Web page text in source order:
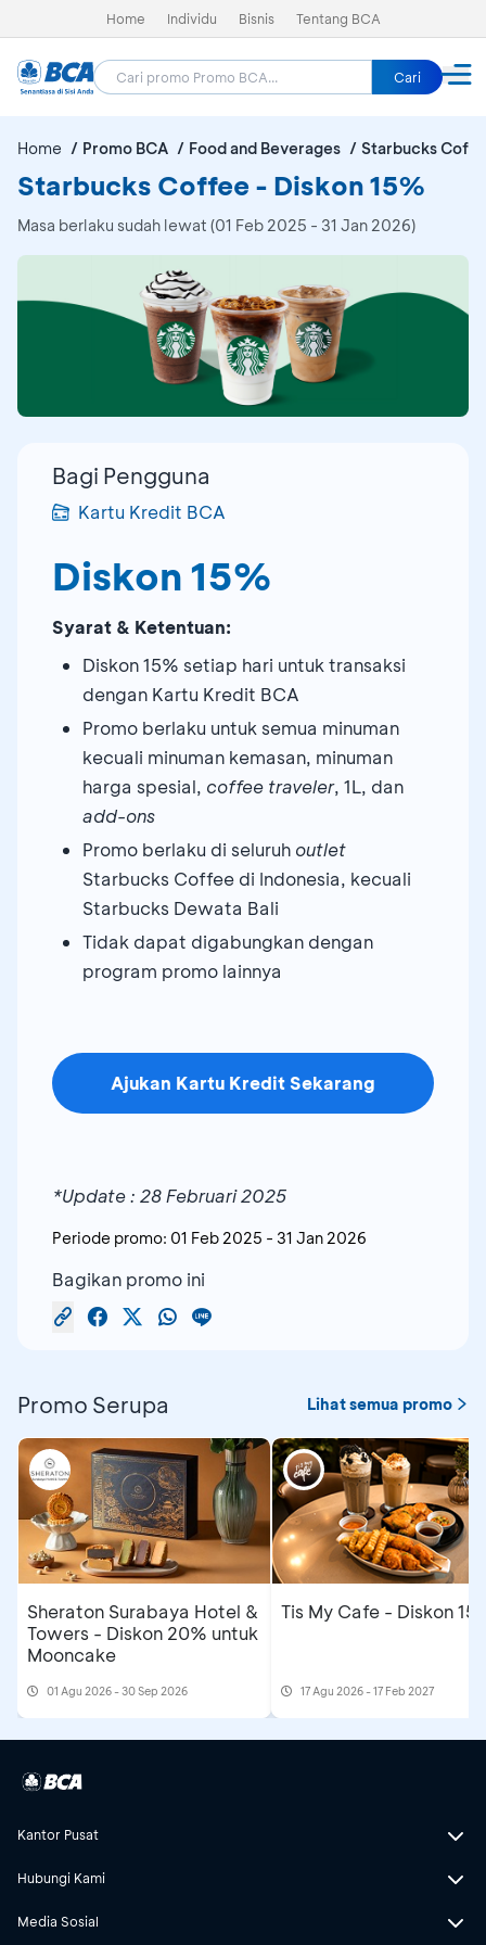
Home Individu Bisnis Tentang BCA
Cari
Home Promo BCA Food and Beverages Starbucks
Starbucks Coffee - Diskon 15%
Masa berlaku sudah lewat (01 Feb 2025 - 31 Jan 2026)
Bagi Pengguna
Kartu Kredit BCA
Diskon 15%
Syarat & Ketentuan:
Diskon 15% setiap hari untuk transaksi
dengan Kartu Kredit BCA
Promo berlaku untuk semua minuman
kecuali minuman kemasan, minuman
harga spesial, coffee traveler, 1L, dan
add-ons
Promo berlaku di seluruh outlet
Starbucks Coffee di Indonesia, kecuali
Starbucks Dewata Bali
Tidak dapat digabungkan dengan
program promo lainnya
Ajukan Kartu Kredit Sekarang
*Update : 28 Februari 2025
Periode promo: 01 Feb 2025 - 31 Jan 2026
Bagikan promo ini
Promo Serupa Lihat semua promo
Sheraton Surabaya Hotel &
Towers - Diskon 20% untuk
Mooncake
01 Agu 2026 - 30 Sep 2026
Tis My Cafe - Diskon
17 Agu 2026 - 17 Feb 2027
Kantor Pusat
Hubungi Kami
Media Sosial